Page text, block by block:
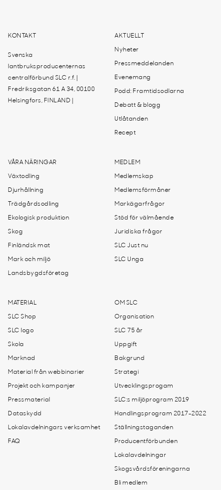
KONTAKT
Svenska
lantbruksproducenternas
centralförbund SLC r.f. |
Fredriksgatan 61 A 34, 00100
Helsingfors, FINLAND |
AKTUELLT
Nyheter
Pressmeddelanden
Evenemang
Podd: Framtidsodlarna
Debatt & blogg
Utlåtanden
Recept
VÅRA NÄRINGAR
Växtodling
Djurhållning
Trädgårdsodling
Ekologisk produktion
Skog
Finländsk mat
Mark och miljö
Landsbygdsföretag
MEDLEM
Medlemskap
Medlemsförmåner
Markägarfrågor
Stöd för välmående
Juridiska frågor
SLC Just nu
SLC Unga
MATERIAL
SLC Shop
SLC logo
Skola
Marknad
Material från webbinarier
Projekt och kampanjer
Pressmaterial
Dataskydd
Lokalavdelningars verksamhet
FAQ
OM SLC
Organisation
SLC 75 år
Uppgift
Bakgrund
Strategi
Utvecklingsprogam
SLC:s miljöprogram 2019
Handlingsprogram 2017-2022
Ställningstaganden
Producentförbunden
Lokalavdelningar
Skogsvårdsföreningarna
Bli medlem